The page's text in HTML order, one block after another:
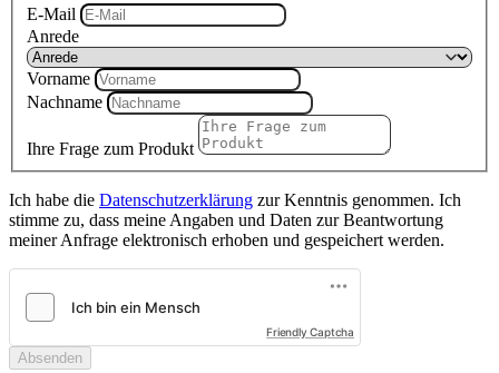
E-Mail
Anrede
Vorname
Nachname
Ihre Frage zum Produkt
Ich habe die Datenschutzerklärung zur Kenntnis genommen. Ich
stimme zu, dass meine Angaben und Daten zur Beantwortung
meiner Anfrage elektronisch erhoben und gespeichert werden.
Friendly Captcha
Absenden